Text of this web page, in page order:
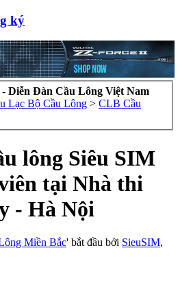
ký
Diễn Đàn Cầu Lông Việt Nam
Lạc Bộ Cầu Lông > CLB Cầu
lông Siêu SIM
tại Nhà thi
- Hà Nội
Miền Bắc' bắt đầu bởi SieuSIM,